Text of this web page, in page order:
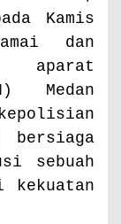
Kamis
dan
aparat
Medan
bersiaga
sebuah
kekuatan